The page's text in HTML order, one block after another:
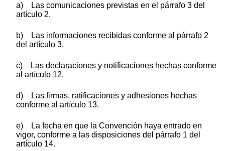
a) Las comunicaciones previstas en el párrafo 3 del
artículo 2.
b) Las informaciones recibidas conforme al párrafo 2
del artículo 3.
c) Las declaraciones y notificaciones hechas conforme
al artículo 12.
d) Las firmas, ratificaciones y adhesiones hechas
conforme al artículo 13.
e) La fecha en que la Convención haya entrado en
vigor, conforme a las disposiciones del párrafo 1 del
artículo 14.